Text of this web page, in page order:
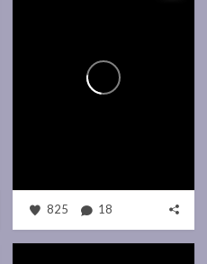
825 18